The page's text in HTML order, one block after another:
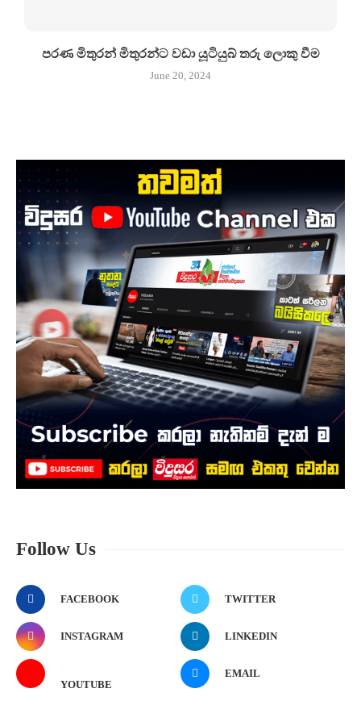
පරණ මිතුරන් මිතුරන්ට වඩා යූටියුබ් තරු ලොකු වීම
June 20, 2024
Follow Us
FACEBOOK TWITTER
INSTAGRAM LINKEDIN
YOUTUBE
EMAIL